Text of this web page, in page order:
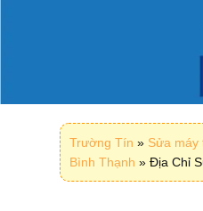
Trường Tín » Sửa máy
Bình Thạnh » Địa Chỉ